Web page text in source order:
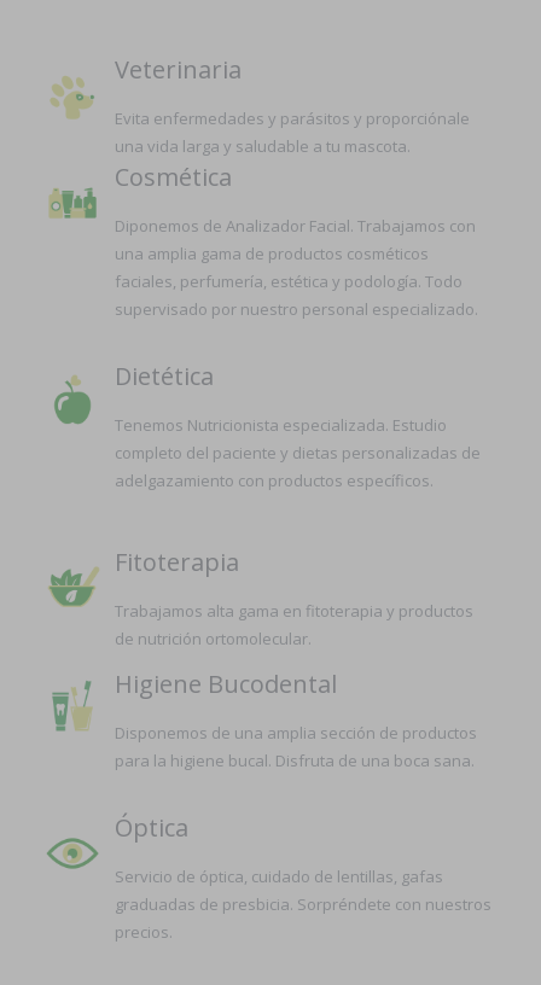
Veterinaria
Evita enfermedades y parásitos y proporciónale
una vida larga y saludable a tu mascota.
Cosmética
Diponemos de Analizador Facial. Trabajamos con
una amplia gama de productos cosméticos
faciales, perfumería, estética y podología. Todo
supervisado por nuestro personal especializado.
Dietética
Tenemos Nutricionista especializada. Estudio
completo del paciente y dietas personalizadas de
adelgazamiento con productos específicos.
Fitoterapia
Trabajamos alta gama en fitoterapia y productos
de nutrición ortomolecular.
Higiene Bucodental
Disponemos de una amplia sección de productos
para la higiene bucal. Disfruta de una boca sana.
Óptica
Servicio de óptica, cuidado de lentillas, gafas
graduadas de presbicia. Sorpréndete con nuestros
precios.